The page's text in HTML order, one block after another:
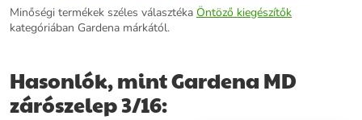
Minőségi termékek széles választéka Öntöző kiegészítők
kategóriában Gardena márkától.
Hasonlók, mint Gardena MD
zárószelep 3/16: